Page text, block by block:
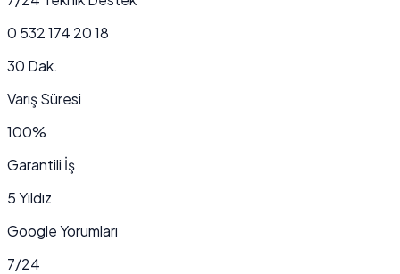
0 532 174 20 18
30 Dak.
Varış Süresi
100%
Garantili İş
5 Yıldız
Google Yorumları
7/24